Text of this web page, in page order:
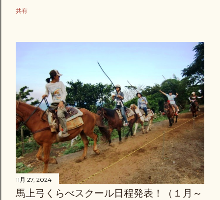
共有
11月 27, 2024
馬上弓くらべスクール日程発表！（１月～